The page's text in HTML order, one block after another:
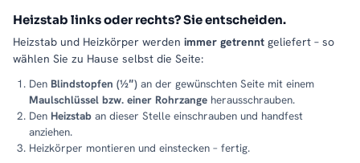
Heizstab links oder rechts? Sie entscheiden.
Heizstab und Heizkörper werden immer getrennt geliefert – so
wählen Sie zu Hause selbst die Seite:
Den Blindstopfen (½″) an der gewünschten Seite mit einem
Maulschlüssel bzw. einer Rohrzange herausschrauben.
Den Heizstab an dieser Stelle einschrauben und handfest
anziehen.
Heizkörper montieren und einstecken – fertig.